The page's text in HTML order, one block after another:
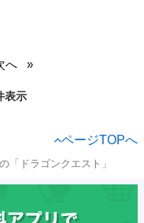
へ
表示
ページTOPへ
「ドラゴンクエスト」